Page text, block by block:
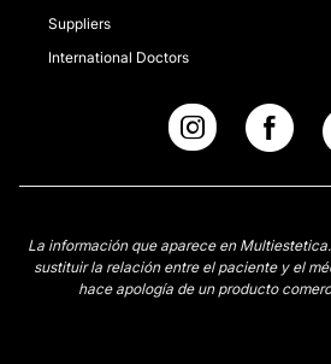
Suppliers
International Doctors
La información que aparece en
sustituir la relación entre el paciente y el
hace apología de un producto